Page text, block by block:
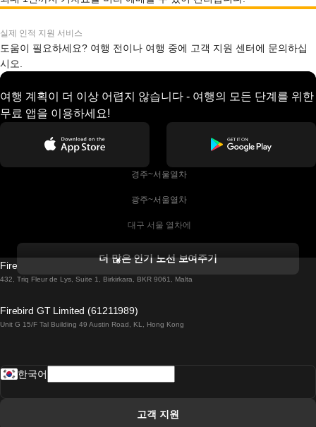
실제 인적 지원 서비스
도움이 필요하세요? 여행 전이나 여행 중에 고객 지원 센터에 문의하십
시오.
여행 계획이 더 이상 어렵지 않습니다 - 여행의 모든 단계를 위한
무료 앱을 이용하세요!
경주~서울열차
광주~서울열차
대구 서울 열차에
더블린에서 골웨이 열차
로마에서 나폴리 열차
더 많은 인기 노선 보여주기
Firebird GT Limited (OC 1451)
432, Triq Fleur de Lys, Suite 1, Birkirkara, BKR 9061, Malta
Firebird GT Limited (61211989)
Unit G 15/F Tal Building 49 Austin Road, KL, Hong Kong
한국어
고객 지원